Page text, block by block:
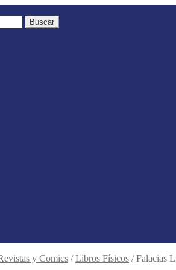
Buscar
y Comics /Libros Físicos /Falacias